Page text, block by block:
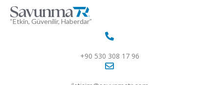
“Etkin, Güvenilir, Haberdar”
+90 530 308 17 96